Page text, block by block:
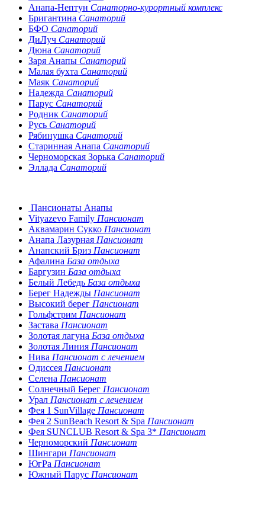
Анапа-Нептун Санаторно-курортный комплекс
Бригантина Санаторий
БФО Санаторий
ДиЛуч Санаторий
Дюна Санаторий
Заря Анапы Санаторий
Малая бухта Санаторий
Маяк Санаторий
Надежда Санаторий
Парус Санаторий
Родник Санаторий
Русь Санаторий
Рябинушка Санаторий
Старинная Анапа Санаторий
Черноморская Зорька Санаторий
Эллада Санаторий
Пансионаты Анапы
Vityazevo Family Пансионат
Аквамарин Сукко Пансионат
Анапа Лазурная Пансионат
Анапский Бриз Пансионат
Афалина База отдыха
Баргузин База отдыха
Белый Лебедь База отдыха
Берег Надежды Пансионат
Высокий берег Пансионат
Гольфстрим Пансионат
Застава Пансионат
Золотая лагуна База отдыха
Золотая Линия Пансионат
Нива Пансионат с лечением
Одиссея Пансионат
Селена Пансионат
Солнечный Берег Пансионат
Урал Пансионат с лечением
Фея 1 SunVillage Пансионат
Фея 2 SunBeach Resort & Spa Пансионат
Фея SUNCLUB Resort & Spa 3* Пансионат
Черноморский Пансионат
Шингари Пансионат
ЮгРа Пансионат
Южный Парус Пансионат